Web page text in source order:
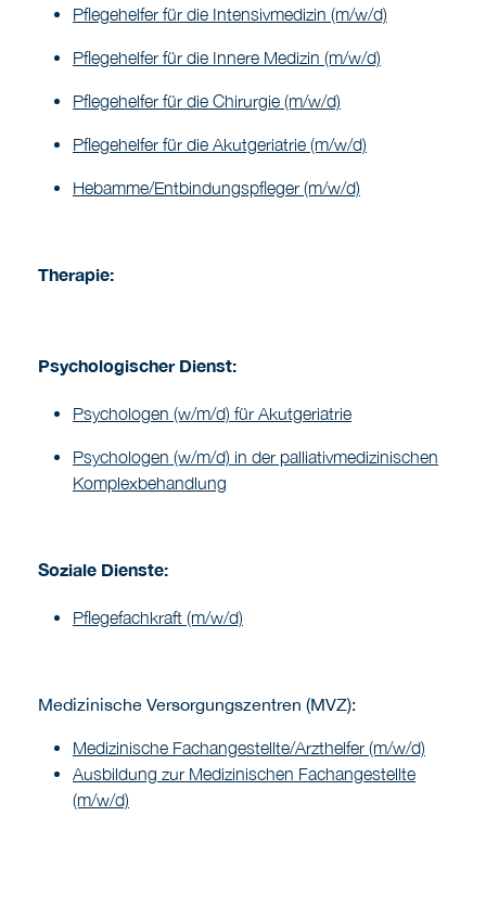
Pflegehelfer für die Intensivmedizin (m/w/d)
Pflegehelfer für die Innere Medizin (m/w/d)
Pflegehelfer für die Chirurgie (m/w/d)
Pflegehelfer für die Akutgeriatrie (m/w/d)
Hebamme/Entbindungspfleger (m/w/d)
Therapie:
Psychologischer Dienst:
Psychologen (w/m/d) für Akutgeriatrie
Psychologen (w/m/d) in der palliativmedizinischen
Komplexbehandlung
Soziale Dienste:
Pflegefachkraft (m/w/d)
Medizinische Versorgungszentren (MVZ):
Medizinische Fachangestellte/Arzthelfer (m/w/d)
Ausbildung zur Medizinischen Fachangestellte
(m/w/d)